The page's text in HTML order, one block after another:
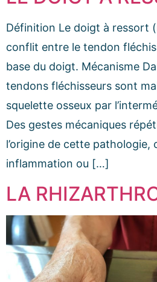
Définition Le doigt à ressort
conflit entre le tendon
base du doigt. Mécanisme
tendons fléchisseurs sont
squelette osseux par
Des gestes mécaniques
l’origine de cette pathologie,
inflammation ou […]
LA